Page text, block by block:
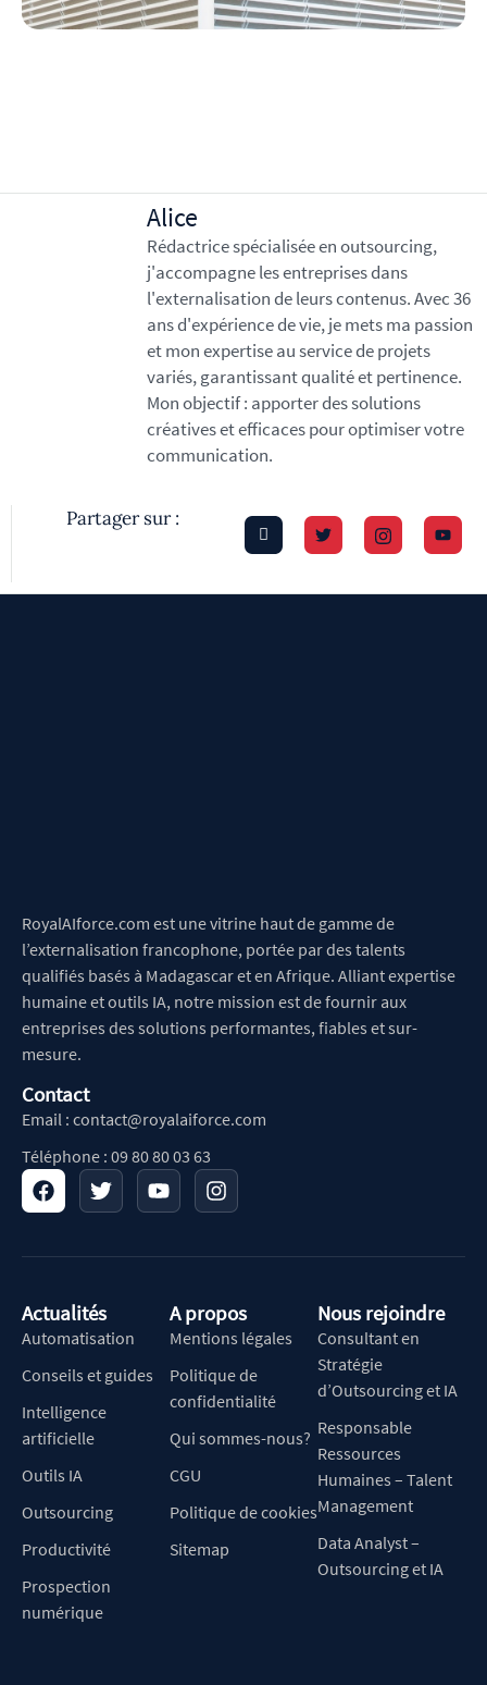
Alice
Rédactrice spécialisée en outsourcing,
j'accompagne les entreprises dans
l'externalisation de leurs contenus. Avec 36
ans d'expérience de vie, je mets ma passion
et mon expertise au service de projets
variés, garantissant qualité et pertinence.
Mon objectif : apporter des solutions
créatives et efficaces pour optimiser votre
communication.
Partager sur :
RoyalAIforce.com est une vitrine haut de gamme de
l’externalisation francophone, portée par des talents
qualifiés basés à Madagascar et en Afrique. Alliant expertise
humaine et outils IA, notre mission est de fournir aux
entreprises des solutions performantes, fiables et sur-
mesure.
Contact
Email : contact@royalaiforce.com
Téléphone : 09 80 80 03 63
Actualités
Automatisation
Conseils et guides
Intelligence
artificielle
Outils IA
Outsourcing
Productivité
Prospection
numérique
A propos
Mentions légales
Politique de
confidentialité
Qui sommes-nous?
CGU
Politique de cookies
Sitemap
Nous rejoindre
Consultant en
Stratégie
d’Outsourcing et IA
Responsable
Ressources
Humaines – Talent
Management
Data Analyst –
Outsourcing et IA